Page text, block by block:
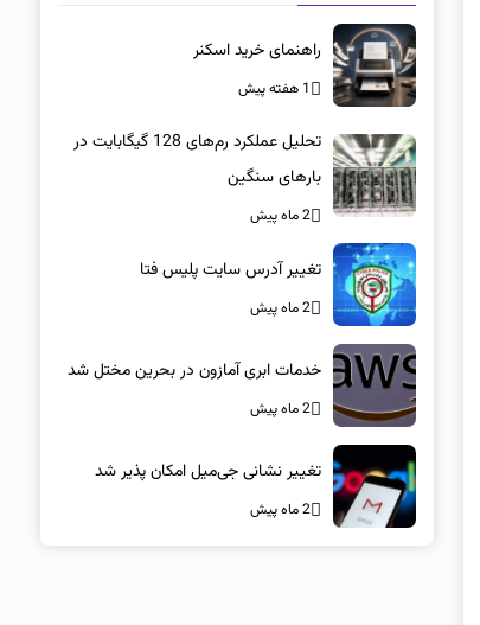
راهنمای خرید اسکنر
1 هفته پیش
تحلیل عملکرد رم‌های 128 گیگابایت در
بارهای سنگین
2 ماه پیش
تغییر آدرس سایت پلیس فتا
2 ماه پیش
خدمات ابری آمازون در بحرین مختل شد
2 ماه پیش
تغییر نشانی جی‌میل امکان پذیر شد
2 ماه پیش